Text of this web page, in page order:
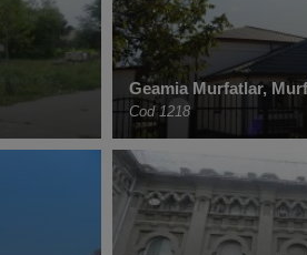
Geamia Murfatlar,
Cod 1218